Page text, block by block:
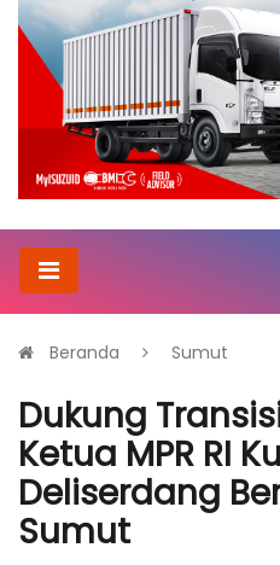
Beranda Sumut
Dukung
Ketua MPR RI
Deliserdang
Sumut